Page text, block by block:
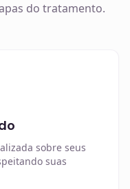
do tratamento.
sobre seus
suas